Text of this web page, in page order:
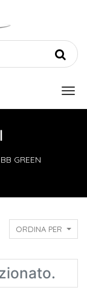
BB GREEN
ORDINA PER